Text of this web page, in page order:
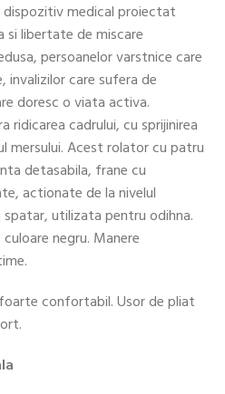
dispozitiv medical proiectat
libertate de miscare
persoanelor varstnice care
invalizilor care sufera de
doresc o viata activa.
ridicarea cadrului, cu sprijinirea
mersului. Acest rolator cu patru
detasabila, frane cu
actionate de la nivelul
utilizata pentru odihna.
negru. Manere
confortabil. Usor de pliat